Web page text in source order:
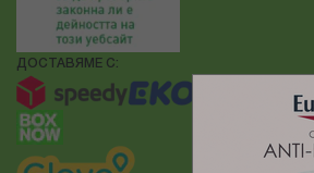
ДОСТАВЯМЕ С: